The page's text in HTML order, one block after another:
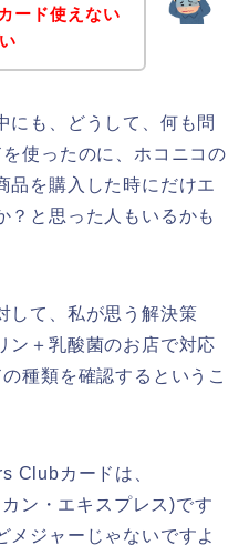
ード使えない
にも、どうして、何も問
使ったのに、ホコニコの
品を購入した時にだけエ
？と思った人もいるかも
して、私が思う解決策
ン＋乳酸菌のお店で対応
種類を確認するというこ
Clubカードは、
ン・エキスプレス)です
メジャーじゃないですよ